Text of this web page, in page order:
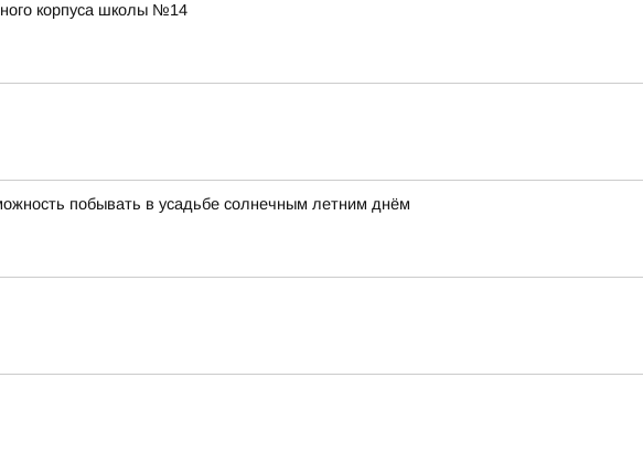
корпуса школы №14
побывать в усадьбе солнечным летним днём